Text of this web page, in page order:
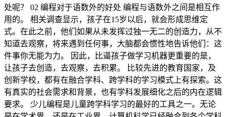
处呢？ 02 编程对于语数外的好处 编程与语数外之间是相互作
用的。 相关调查显示，孩子在15岁以后，就会形成思维定
式。在此之前，他们如果从未发挥过独一无二的创造力，从不
知道去观察，将来遇到任何事，大脑都会惯性地告诉他们：这
件事你无能为力。 因此，比逼孩子做学习机器更重要的是，
让孩子去创造，去观察，去积累。 比较先进的教育国家，及
创新学校，都有在融合学科、跨学科的学习模式上有探索。这
有真实的社会需求和背景，也有学科发展细化之后的内在逻辑
要求。 少儿编程是儿童跨学科学习的最好的工具之一。无论